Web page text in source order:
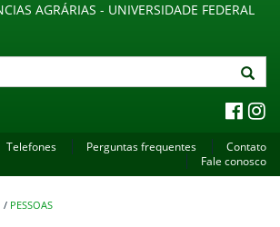
AGRÁRIAS - UNIVERSIDADE FEDERAL
Telefones Perguntas frequentes
Contato
Fale conosco
/ PESSOAS